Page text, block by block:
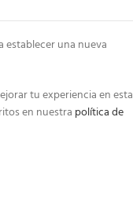
establecer una nueva
tu experiencia en esta
en nuestra política de